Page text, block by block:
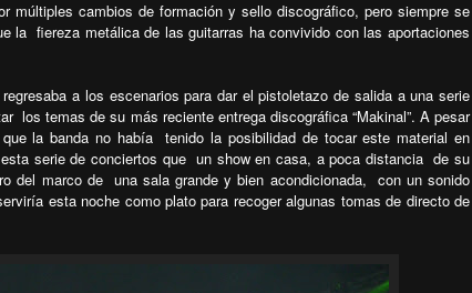
múltiples cambios de formación y sello discográfico, pero siempre se
la fiereza metálica de las guitarras ha convivido con las aportaciones
a los escenarios para dar el pistoletazo de salida a una serie
los temas de su más reciente entrega discográfica “Makinal”. A pesar
la banda no había
tenido la posibilidad de tocar este material en
serie de conciertos que un show en casa, a poca distancia de su
del marco de una sala grande y bien acondicionada, con un sonido
esta noche como plato para recoger algunas tomas de directo de